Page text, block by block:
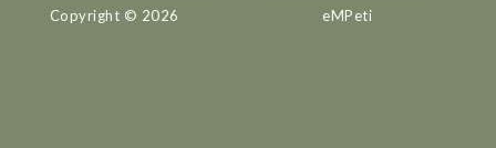
Copyright © 2026
eMPeti